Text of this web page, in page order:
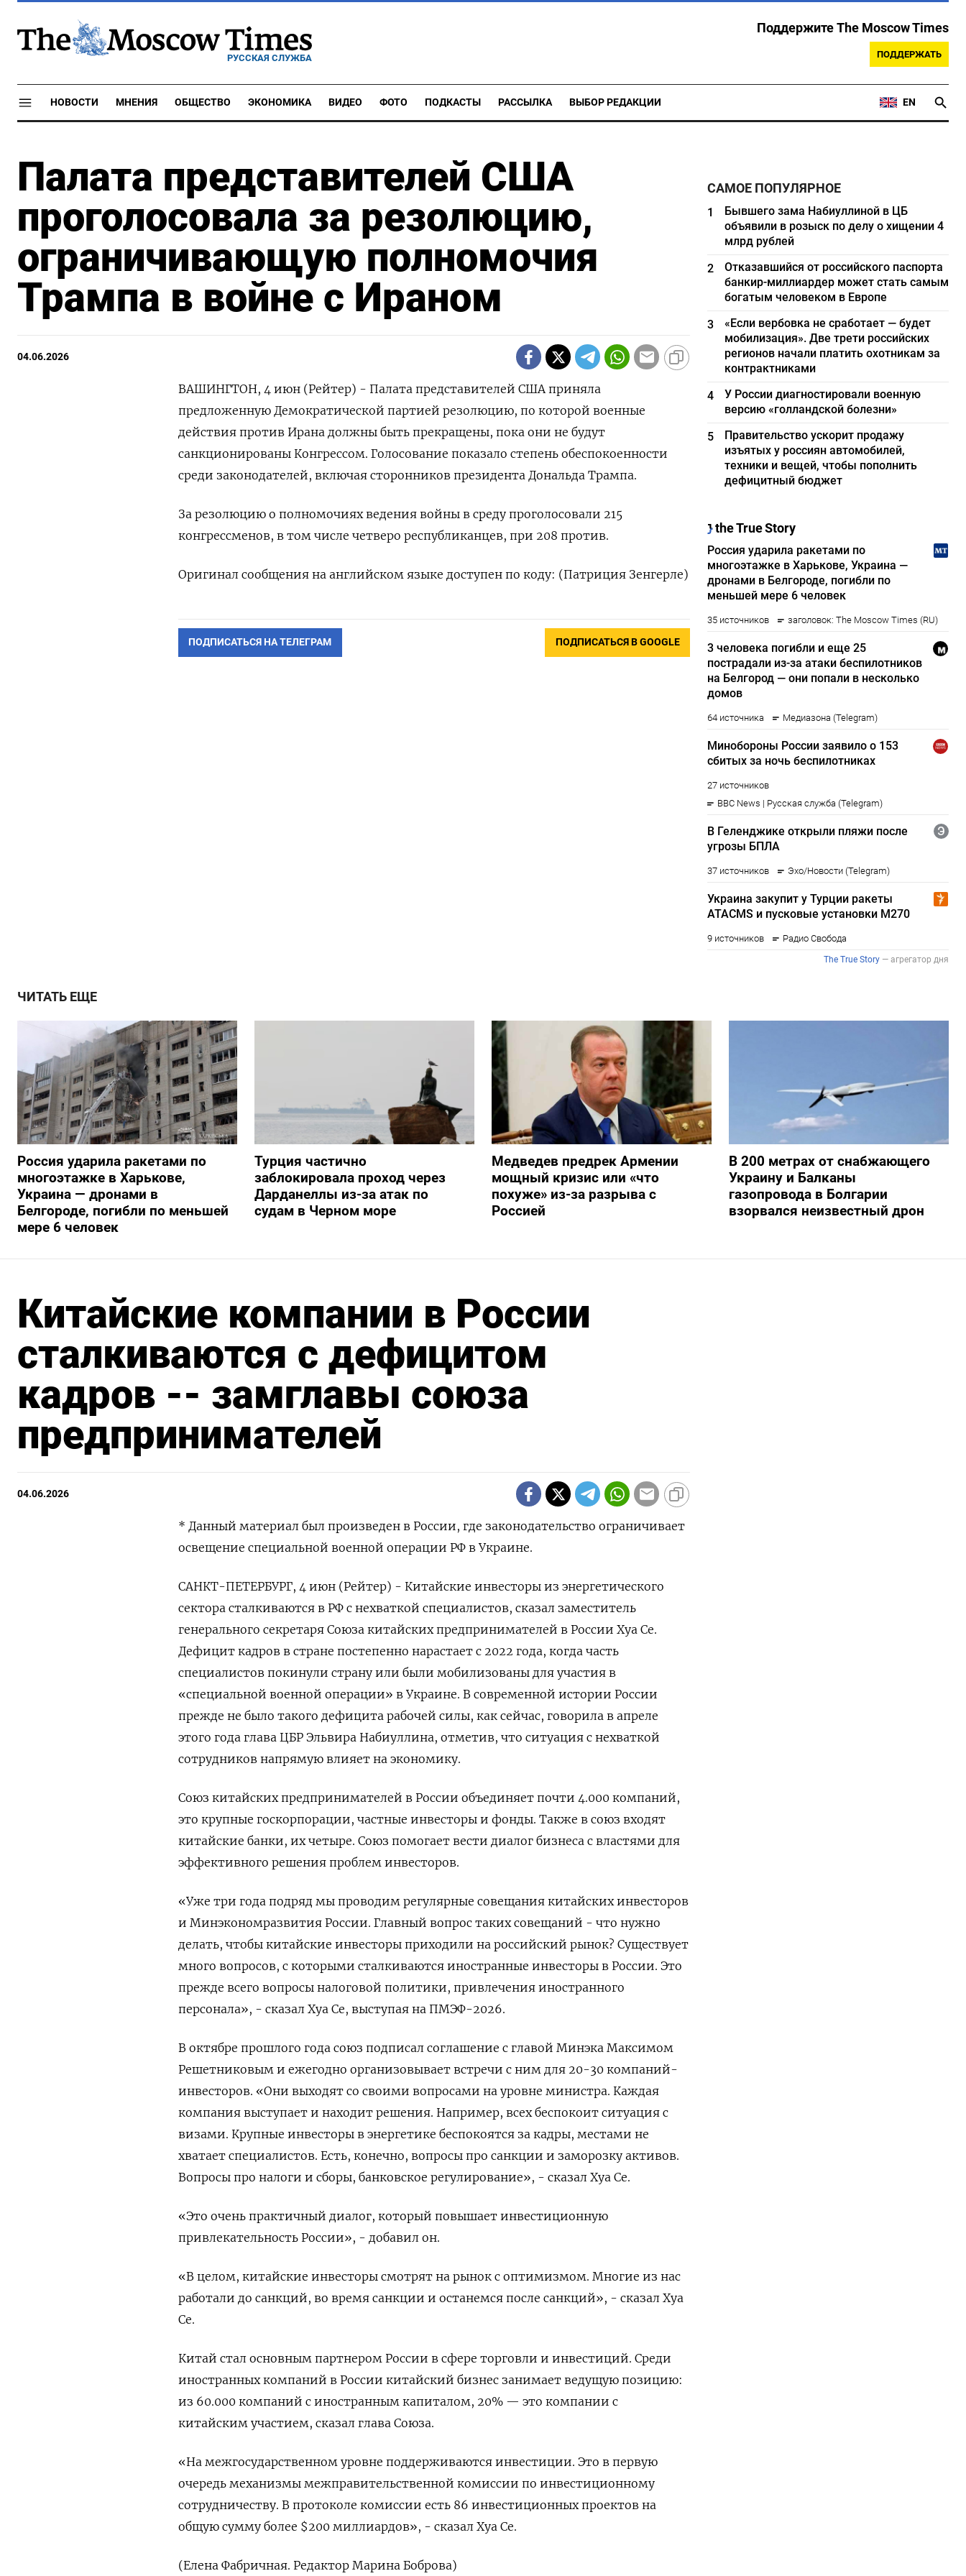
РУССКАЯ СЛУЖБА
Поддержите The Moscow Times
ПОДДЕРЖАТЬ
НОВОСТИ МНЕНИЯ ОБЩЕСТВО ЭКОНОМИКА ВИДЕО ФОТО ПОДКАСТЫ РАССЫЛКА ВЫБОР РЕДАКЦИИ EN
Палата представителей США
проголосовала за резолюцию,
ограничивающую полномочия
Трампа в войне с Ираном
04.06.2026
ВАШИНГТОН, 4 июн (Рейтер) - Палата представителей ‌США приняла
предложенную Демократической партией ​резолюцию, по которой ​военные
действия ​против ⁠Ирана ‌должны быть ‌прекращены, пока они не ​будут
‌санкционированы Конгрессом. ​Голосование показало степень обеспокоенности
‌среди законодателей, включая сторонников президента ​Дональда ​Трампа.
За ‌резолюцию о полномочиях ​ведения войны в среду проголосовали 215
конгрессменов, в том числе ​четверо республиканцев, ⁠при 208 против.
Оригинал ‌сообщения на ‌английском языке ​доступен по коду: (Патриция ‌Зенгерле)
ПОДПИСАТЬСЯ НА ТЕЛЕГРАМ ПОДПИСАТЬСЯ В GOOGLE
САМОЕ ПОПУЛЯРНОЕ
1
Бывшего зама Набиуллиной в ЦБ
объявили в розыск по делу о хищении 4
млрд рублей
2
Отказавшийся от российского паспорта
банкир-миллиардер может стать самым
богатым человеком в Европе
3
«Если вербовка не сработает — будет
мобилизация». Две трети российских
регионов начали платить охотникам за
контрактниками
4
У России диагностировали военную
версию «голландской болезни»
5
Правительство ускорит продажу
изъятых у россиян автомобилей,
техники и вещей, чтобы пополнить
дефицитный бюджет
ЧИТАТЬ ЕЩЕ
Россия ударила ракетами по
многоэтажке в Харькове,
Украина — дронами в
Белгороде, погибли по меньшей
мере 6 человек
Турция частично
заблокировала проход через
Дарданеллы из-за атак по
судам в Черном море
Медведев предрек Армении
мощный кризис или «что
похуже» из-за разрыва с
Россией
В 200 метрах от снабжающего
Украину и Балканы
газопровода в Болгарии
взорвался неизвестный дрон
Китайские компании в России
сталкиваются с дефицитом
кадров -- замглавы союза
предпринимателей
04.06.2026
* Данный материал был произведен в России, где законодательство ограничивает
освещение специальной военной операции РФ в Украине.
САНКТ-ПЕТЕРБУРГ, 4 июн (Рейтер) - Китайские инвесторы из энергетического
сектора сталкиваются в РФ с нехваткой специалистов, сказал заместитель
генерального секретаря Союза китайских предпринимателей ‌в России Хуа Се.
Дефицит кадров в стране постепенно нарастает с 2022 года, когда часть
специалистов покинули страну или были мобилизованы для участия в
«специальной военной операции» в Украине. В современной истории России
прежде ​не было такого дефицита рабочей силы, ​как сейчас, говорила в ​апреле
этого года ⁠глава ЦБР Эльвира Набиуллина, отметив, что ситуация с нехваткой
сотрудников напрямую влияет ‌на экономику.
Союз китайских предпринимателей в России ‌объединяет почти 4.000 компаний,
это крупные госкорпорации, частные инвесторы и фонды. Также в союз входят
китайские банки, ​их четыре. Союз помогает вести диалог бизнеса с властями для
эффективного решения проблем инвесторов.
«Уже ‌три года подряд мы проводим регулярные совещания китайских инвесторов
и Минэкономразвития России. Главный вопрос таких ​совещаний - что нужно
делать, чтобы китайские инвесторы приходили на российский рынок? Существует
много вопросов, ‌с которыми сталкиваются иностранные инвесторы в России. Это
прежде всего вопросы налоговой политики, привлечения иностранного
персонала», - сказал Хуа Се, выступая на ПМЭФ-2026.
В октябре прошлого года союз подписал ​соглашение с главой Минэка Максимом ​
Решетниковым и ежегодно ‌организовывает встречи с ним для 20-30 компаний-
инвесторов. «Они выходят со своими вопросами на уровне министра. ​Каждая
компания выступает и находит решения. Например, всех беспокоит ситуация с
визами. Крупные инвесторы в энергетике беспокоятся за кадры, местами не
хватает специалистов. Есть, конечно, вопросы про санкции и заморозку активов.
Вопросы про налоги и сборы, банковское регулирование», - сказал Хуа Се.
«Это очень практичный диалог, который повышает инвестиционную
привлекательность России», - добавил он.
«В целом, китайские инвесторы смотрят на рынок с оптимизмом. Многие из нас
работали до санкций, ​во время санкции и останемся после ⁠санкций», - сказал Хуа
Се.
Китай стал основным партнером России в сфере торговли и инвестиций. Среди
иностранных компаний в России китайский ‌бизнес занимает ведущую позицию:
из 60.000 компаний с иностранным капиталом, 20% — это компании с
‌китайским участием, сказал глава Союза.
«На межгосударственном уровне поддерживаются инвестиции. Это в первую
очередь механизмы межправительственной комиссии по инвестиционному ​
сотрудничеству. В протоколе комиссии есть 86 инвестиционных проектов на
общую сумму ‌более $200 миллиардов», - сказал Хуа Се.
(Елена Фабричная. Редактор Марина Боброва)